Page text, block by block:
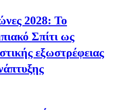
2028: Το
Σπίτι ως
εξωστρέφειας